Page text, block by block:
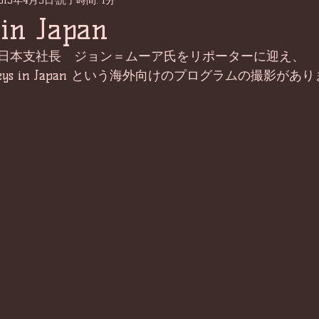
Japan
本支社長　ジョン＝ムーア氏をリポーターに迎え、
in Japan という海外向けのプログラムの撮影があり